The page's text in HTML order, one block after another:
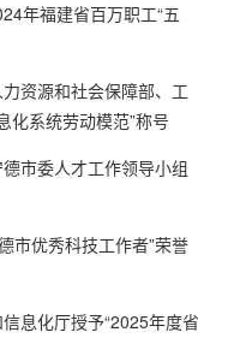
年福建省百万职工“五
资源和社会保障部、工
化系统劳动模范”称号
市委人才工作领导小组
市优秀科技工作者”荣誉
息化厅授予“2025年度省
小家”
“金奖”
女联合会授予“省级巾帼文明
化锆材料及制品项目、特种
德青年五四奖章”集体
市团市委授予第七届“宁德市
授予“福建省红十字人道银质
福建省委授予“全省优秀共产
青团宁德市委授予“2016-
县人民政府授予“纳税千万企
生荣获“第十七届福建省优秀
获“第十五届福建青年五四奖
2017年度省级文明单位”
席杨辉当选“中国工会第十七